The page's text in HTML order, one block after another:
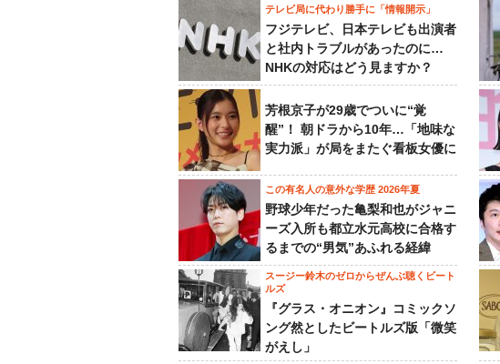
テレビ局に代わり勝手に「情報開示」
フジテレビ、日本テレビも出演者
と社内トラブルがあったのに…
NHKの対応はどう見ますか？
芳根京子が29歳でついに“覚
醒”！ 朝ドラから10年…「地味な
実力派」が局をまたぐ看板女優に
この有名人の意外な学歴 2026年夏
野球少年だった亀梨和也がジャニ
ーズ入所も都立水元高校に合格す
るまでの“男気”あふれる経緯
スージー鈴木のゼロからぜんぶ聴くビート
ルズ
『グラス・オニオン』コミックソ
ング然としたビートルズ版「微笑
がえし」